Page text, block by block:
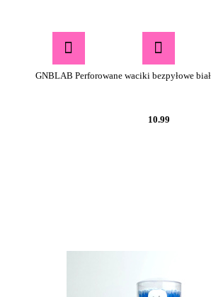
GNBLAB Perforowane waciki bezpyłowe
10.99